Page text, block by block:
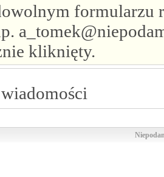
formularzu
kliknięty.